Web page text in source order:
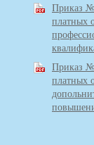
Приказ
платных
Приказ
платных